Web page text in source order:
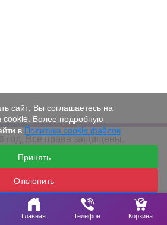
год. Все права защищены.
Главная Телефон Корзина
сайт, Вы соглашаетесь на
cookie. Более подробную
в Политика cookie файлов
Принять
Отклонить
Настройки